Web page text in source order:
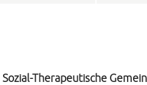
Sozial-Therapeutische